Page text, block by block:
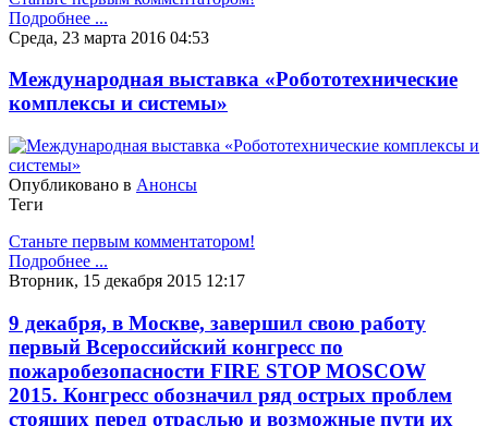
Подробнее ...
Среда, 23 марта 2016 04:53
Международная выставка «Робототехнические
комплексы и системы»
Опубликовано в Анонсы
Теги
Станьте первым комментатором!
Подробнее ...
Вторник, 15 декабря 2015 12:17
9 декабря, в Москве, завершил свою работу
первый Всероссийский конгресс по
пожаробезопасности FIRE STOP MOSCOW
2015. Конгресс обозначил ряд острых проблем
стоящих перед отраслью и возможные пути их